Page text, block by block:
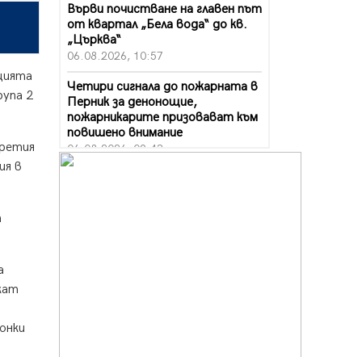
2
в
Върви почистване на главен път
от квартал „Бела вода“ до кв.
„Църква“
06.08.2026, 10:57
Четири сигнала до пожарната в
Перник за денонощие,
пожарникарите призовават към
повишено внимание
06.08.2026, 09:43